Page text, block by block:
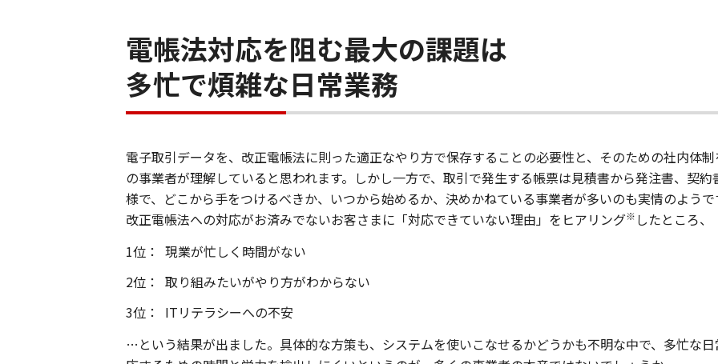
電帳法対応を阻む最大の課題は
多忙で煩雑な日常業務
電子取引データを、改正電帳法に則った適正なやり方で保存することの必要性と、そのための社内体
の事業者が理解していると思われます。しかし一方で、取引で発生する帳票は見積書から発注書、契
様で、どこから手をつけるべきか、いつから始めるか、決めかねている事業者が多いのも実情のようで
改正電帳法への対応がお済みでないお客さまに「対応できていない理由」をヒアリング※ したところ、
1位： 現業が忙しく時間がない
2位： 取り組みたいがやり方がわからない
3位：
ITリテラシーへの不安
…という結果が出ました。具体的な方策も、システムを使いこなせるかどうかも不明な中で、多忙な